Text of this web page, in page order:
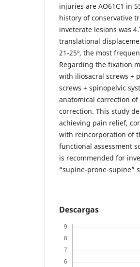
injuries are AO61C1 in
history of conservative
inveterate lesions was
translational
21-25º, the most
Regarding the fixation
with iliosacral screws +
screws + spinopelvic
anatomical correction
correction. This study
achieving pain relief,
with reincorporation of
functional assessment
is recommended for
“supine-prone-supine”
Descargas